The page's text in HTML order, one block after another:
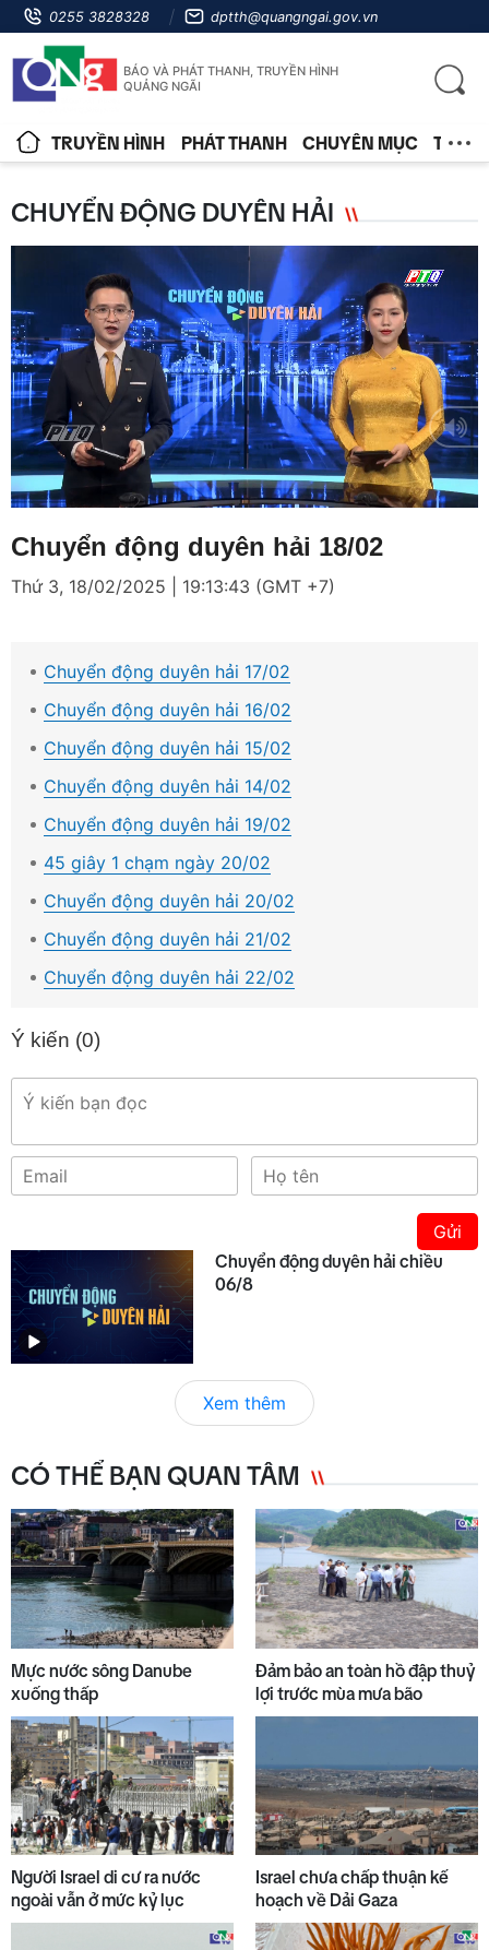
0255 3828328 dptth@quangngai.gov.vn
BÁO VÀ PHÁT THANH, TRUYỀN HÌNH
QUẢNG NGÃI
TRUYỀN HÌNH PHÁT THANH CHUYÊN MỤC TIN
CHUYỂN ĐỘNG DUYÊN HẢI
Loaded:
2.16%
Chuyển động duyên hải 18/02
Thứ 3, 18/02/2025 | 19:13:43 (GMT +7)
Chuyển động duyên hải 17/02
Chuyển động duyên hải 16/02
Chuyển động duyên hải 15/02
Chuyển động duyên hải 14/02
Chuyển động duyên hải 19/02
45 giây 1 chạm ngày 20/02
Chuyển động duyên hải 20/02
Chuyển động duyên hải 21/02
Chuyển động duyên hải 22/02
Ý kiến (0)
Gửi
Chuyển động duyên hải chiều
06/8
Xem thêm
CÓ THỂ BẠN QUAN TÂM
Mực nước sông Danube
xuống thấp
Đảm bảo an toàn hồ đập thuỷ
lợi trước mùa mưa bão
Người Israel di cư ra nước
ngoài vẫn ở mức kỷ lục
Israel chưa chấp thuận kế
hoạch về Dải Gaza